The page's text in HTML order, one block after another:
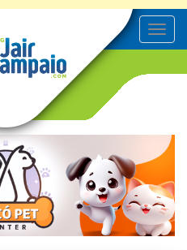
T
o
v
g
t
i
o
n